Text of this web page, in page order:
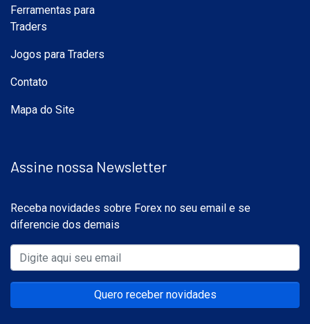
Ferramentas para
Traders
Jogos para Traders
Contato
Mapa do Site
Assine nossa Newsletter
Receba novidades sobre Forex no seu email e se
diferencie dos demais
Quero receber novidades